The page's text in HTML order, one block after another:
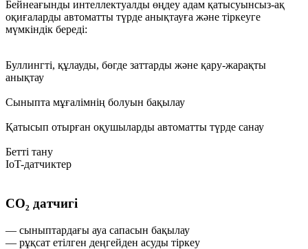
Бейнеағынды интеллектуалды өңдеу адам қатысуынсыз-ақ
оқиғаларды автоматты түрде анықтауға және тіркеуге
мүмкіндік береді:
Буллингті, құлауды, бөгде заттарды және қару-жарақты
анықтау
Сыныпта мұғалімнің болуын бақылау
Қатысып отырған оқушыларды автоматты түрде санау
Бетті тану
IoT-датчиктер
CO₂ датчигі
— сыныптардағы ауа сапасын бақылау
— рұқсат етілген деңгейден асуды тіркеу